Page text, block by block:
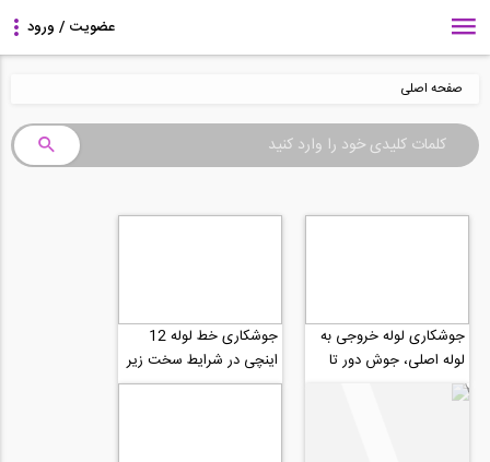
صفحه اصلی
جوشکاری لوله خروجی به
لوله اصلی، جوش دور تا
دور
جوشکاری خط لوله 12
اینچی در شرایط سخت زیر
برف سربالایی